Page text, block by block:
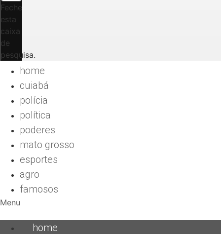
Feche
esta
caixa
de
pesquisa.
home
cuiabá
polícia
política
poderes
mato grosso
esportes
agro
famosos
Menu
home